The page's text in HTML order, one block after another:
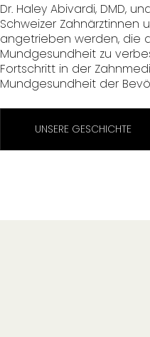
Dr. Haley Abivardi, DMD,
Schweizer Zahnärztinnen
angetrieben werden, die
Mundgesundheit zu
Fortschritt in der
Mundgesundheit der
UNSERE GESCHICHTE